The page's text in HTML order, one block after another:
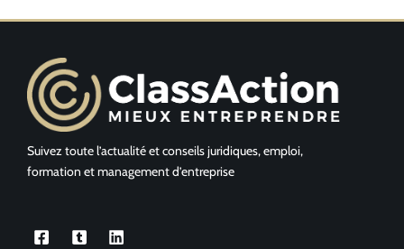
Suivez toute l’actualité et conseils juridiques, emploi,
formation et management d’entreprise